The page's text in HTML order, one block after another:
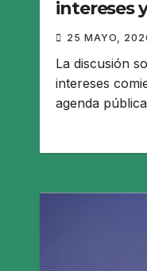
intereses
25 MAYO,
La discusión
intereses
agenda